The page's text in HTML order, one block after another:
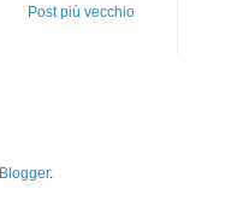
Post più vecchio
Blogger.